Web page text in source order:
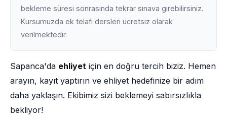
bekleme süresi sonrasında tekrar sınava girebilirsiniz.
Kursumuzda ek telafi dersleri ücretsiz olarak
verilmektedir.
Sapanca'da ehliyet için en doğru tercih biziz. Hemen
arayın, kayıt yaptırın ve ehliyet hedefinize bir adım
daha yaklaşın. Ekibimiz sizi beklemeyi sabırsızlıkla
bekliyor!